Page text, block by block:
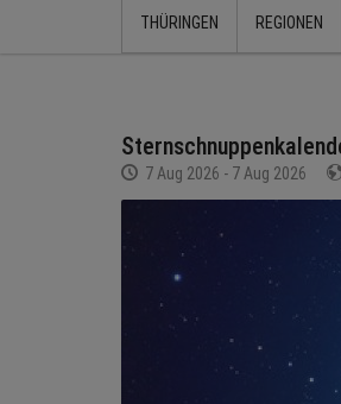
THÜRINGEN REGIONEN
7 Aug 2026 - 7 Aug 2026